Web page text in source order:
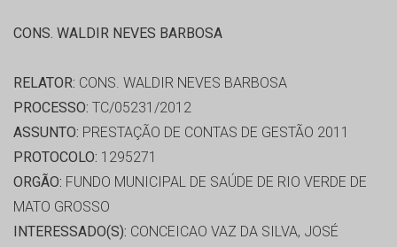
CONS. WALDIR NEVES BARBOSA
RELATOR: CONS. WALDIR NEVES BARBOSA
PROCESSO: TC/05231/2012
ASSUNTO: PRESTAÇÃO DE CONTAS DE GESTÃO 2011
PROTOCOLO: 1295271
ORGÃO: FUNDO MUNICIPAL DE SAÚDE DE RIO VERDE DE
MATO GROSSO
INTERESSADO(S): CONCEICAO VAZ DA SILVA, JOSÉ